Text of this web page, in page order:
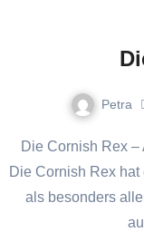
Petra
Die Cornish Rex – Allergikerfreundlich mit Wellen im Fell
Die Cornish Rex
als besonders